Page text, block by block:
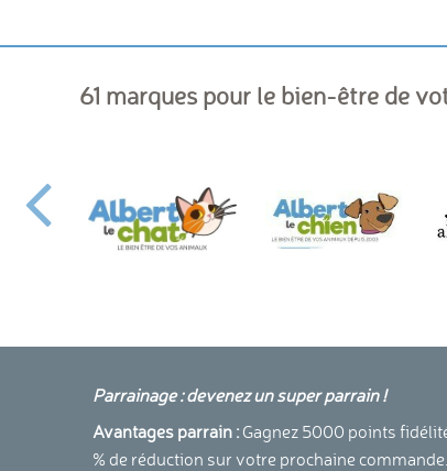
61 marques pour le bien-être de
Parrainage : devenez un super parrain !
Avantages parrain : Gagnez 5000 points
% de réduction sur votre prochaine commande.